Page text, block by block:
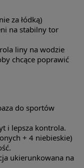
za łódką)
na stabilny tor
liny na wodzie
chcące poprawić
do sportów
i lepsza kontrola.
+ 4 niebieskie)
ukierunkowana na